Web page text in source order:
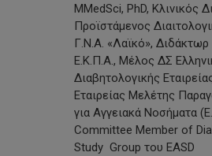
MMedSci, PhD, Κλινικός
Προϊστάμενος
Γ.Ν.Α. «Λαϊκό», Διδάκτωρ
Ε.Κ.Π.Α., Μέλος ΔΣ
Διαβητολογικής
Εταιρείας Μελέτης
για Αγγειακά Νοσήματα
Committee Member of
Study Group του EASD